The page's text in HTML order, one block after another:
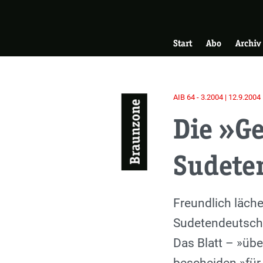
Start Abo Archiv
Braunzone
AIB 64 - 3.2004 | 12.9.2004
Die
Einleitung
Freundlich
Das Blatt –